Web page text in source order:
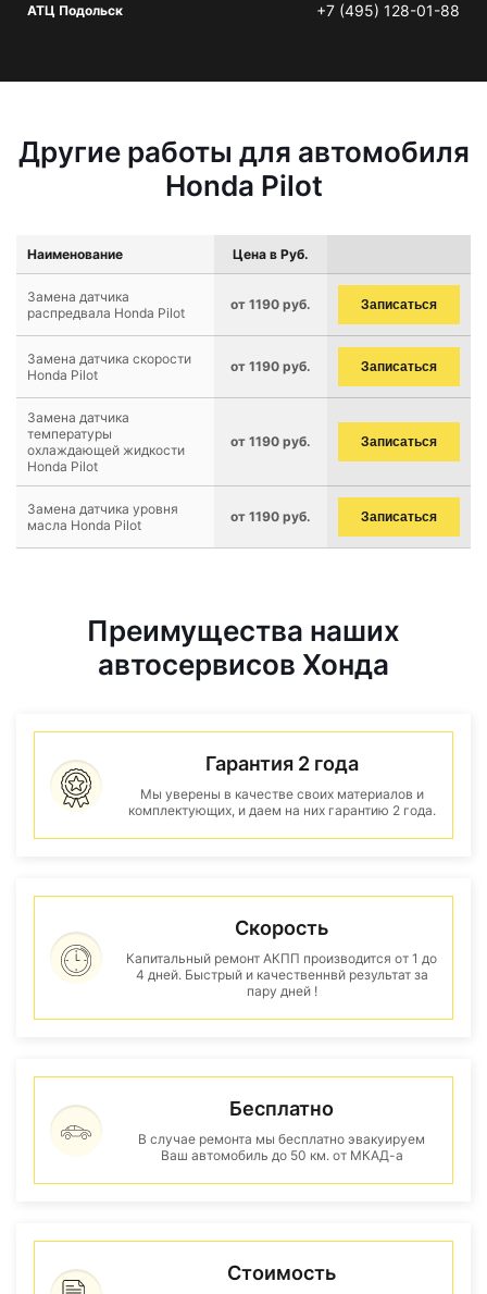
АТЦ Подольск +7 (495) 128-01-88
Другие работы для автомобиля
Honda Pilot
Наименование Цена в Руб.
Замена датчика
распредвала Honda Pilot
от 1190 руб. Записаться
Замена датчика скорости
Honda Pilot
от 1190 руб. Записаться
Замена датчика
температуры
охлаждающей жидкости
Honda Pilot
от 1190 руб. Записаться
Замена датчика уровня
масла Honda Pilot
от 1190 руб. Записаться
Преимущества наших
автосервисов Хонда
Гарантия 2 года
Мы уверены в качестве своих материалов и
комплектующих, и даем на них гарантию 2 года.
Скорость
Капитальный ремонт АКПП производится от 1 до
4 дней. Быстрый и качественнвй результат за
пару дней !
Бесплатно
В случае ремонта мы бесплатно эвакуируем
Ваш автомобиль до 50 км. от МКАД-а
Стоимость